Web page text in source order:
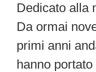
Dedicato alla
Da ormai
primi anni
hanno